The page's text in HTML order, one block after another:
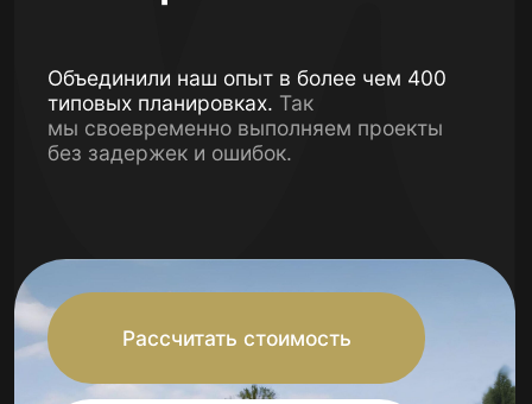
мы своевременно выполняем проекты
Каталог